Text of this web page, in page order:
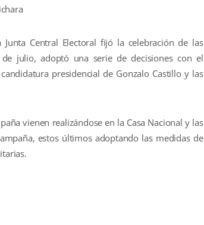
Central Electoral fijó la celebración de las
julio, adoptó una serie de decisiones con el
presidencial de Gonzalo Castillo y las
vienen realizándose en la Casa Nacional y las
estos últimos adoptando las medidas de